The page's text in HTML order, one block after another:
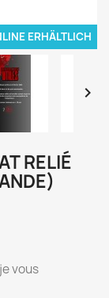
ERHÄLTLICH

RELIÉ
vous